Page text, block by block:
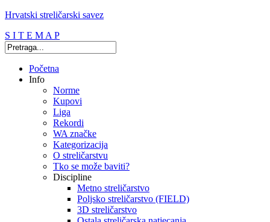
Hrvatski streličarski savez
S I T E M A P
Početna
Info
Norme
Kupovi
Liga
Rekordi
WA značke
Kategorizacija
O streličarstvu
Tko se može baviti?
Discipline
Metno streličarstvo
Poljsko streličarstvo (FIELD)
3D streličarstvo